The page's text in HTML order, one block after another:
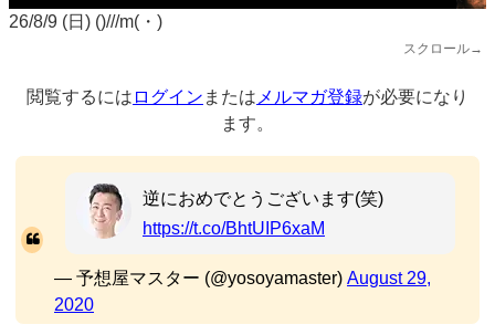
26/8/9 (日) ()///m(・)
スクロール→
閲覧するには ログイン または メルマガ登録が必要になり
ます。
逆におめでとうございます(笑)
https://t.co/BhtUIP6xaM
— 予想屋マスター (@yosoyamaster) August 29,
2020